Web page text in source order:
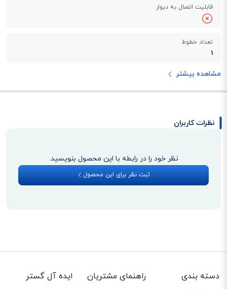
قابلیت اتصال به دیوار
تعداد خطوط
مشاهده بیشتر
نظرات کاربران
نظر خود را در رابطه با این محصول بنویسید.
ثبت نظر برای این محصول
دسته بندی
راهنمای مشتریان ایده آل گستر